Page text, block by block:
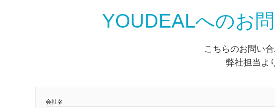
YOUDEALへのお
こちらのお問い
弊社担当よ
会社名